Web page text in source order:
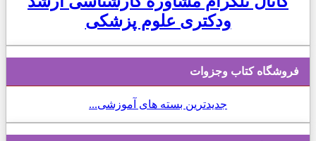
ودکتری علوم پزشکی
فروشگاه کتاب وجزوات
جدیدترین بسته های آموزشی...